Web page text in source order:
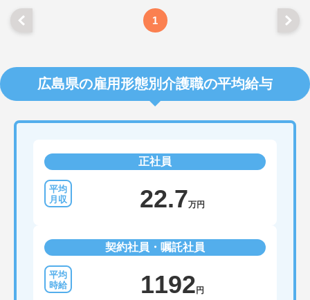
1
広島県の雇用形態別介護職の平均給与
正社員
22.7万円
契約社員・嘱託社員
1192 円